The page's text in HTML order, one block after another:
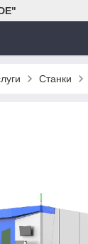
Станки